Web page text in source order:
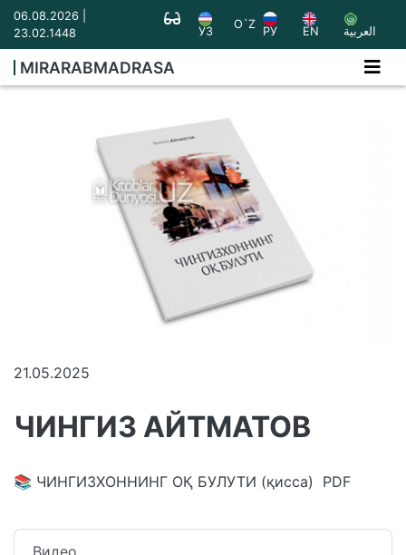
06.08.2026 |
23.02.1448
УЗ
O`Z
РУ EN العربية
MIRARABMADRASA
21.05.2025
ЧИНГИЗ АЙТМАТОВ
📚 ЧИНГИЗХОННИНГ ОҚ БУЛУТИ (қисса) PDF
Видео